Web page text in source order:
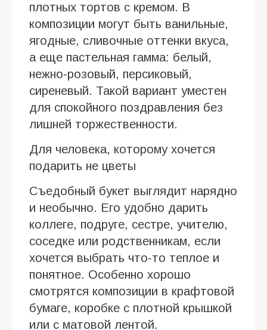
плотных тортов с кремом. В
композиции могут быть ванильные,
ягодные, сливочные оттенки вкуса,
а еще пастельная гамма: белый,
нежно-розовый, персиковый,
сиреневый. Такой вариант уместен
для спокойного поздравления без
лишней торжественности.
Для человека, которому хочется
подарить не цветы
Съедобный букет выглядит нарядно
и необычно. Его удобно дарить
коллеге, подруге, сестре, учителю,
соседке или родственникам, если
хочется выбрать что-то теплое и
понятное. Особенно хорошо
смотрятся композиции в крафтовой
бумаге, коробке с плотной крышкой
или с матовой лентой.